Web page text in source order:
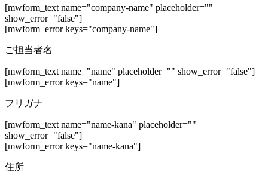
[mwform_text name="company-name" placeholder=""
show_error="false"]
[mwform_error keys="company-name"]
ご担当者名
[mwform_text name="name" placeholder="" show_error="false"]
[mwform_error keys="name"]
フリガナ
[mwform_text name="name-kana" placeholder=""
show_error="false"]
[mwform_error keys="name-kana"]
住所